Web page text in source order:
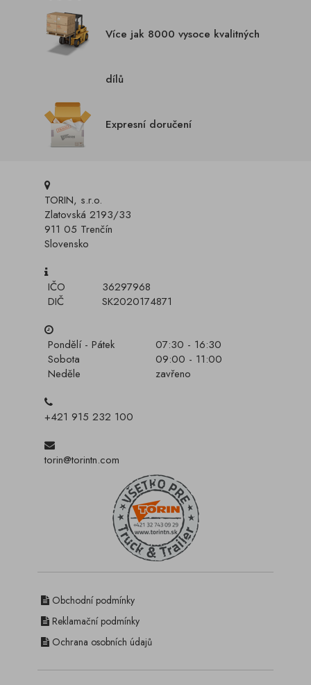
Více jak 8000 vysoce kvalitných
dílů
Expresní doručení
TORIN, s.r.o.
Zlatovská 2193/33
911 05 Trenčín
Slovensko
IČO
36297968
DIČ
SK2020174871
Pondělí - Pátek
07:30 - 16:30
Sobota
09:00 - 11:00
Neděle
zavřeno
+421 915 232 100
torin@torintn.com
Obchodní podmínky
Reklamační podmínky
Ochrana osobních údajů